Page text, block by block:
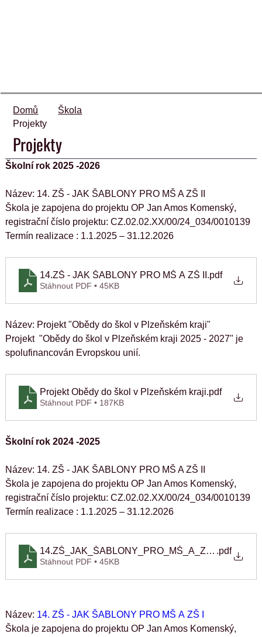
Škola
Projekty
Domů
Projekty
Školní rok 2025 -2026
Název: 14. ZŠ - JAK ŠABLONY PRO MŠ A ZŠ II
Škola je zapojena do projektu OP Jan Amos Komenský,
registrační číslo projektu: CZ.02.02.XX/00/24_034/0010139
Termín realizace : 1.1.2025 – 31.12.2026
14.ZŠ - JAK ŠABLONY PRO MŠ A ZŠ II .pdf
Stáhnout PDF • 45KB
Název: Projekt "Obědy do škol v Plzeňském kraji"
Projekt  "Obědy do škol v Plzeňském kraji 2025 - 2027" je
spolufinancován Evropskou unií.
Projekt Obědy do škol v Plzeňském kraji.pdf
Stáhnout PDF • 187KB
Školní rok 2024 -2025
Název: 14. ZŠ - JAK ŠABLONY PRO MŠ A ZŠ II
Škola je zapojena do projektu OP Jan Amos Komenský,
registrační číslo projektu: CZ.02.02.XX/00/24_034/0010139
Termín realizace : 1.1.2025 – 31.12.2026
14.ZŠ_JAK_ŠABLONY_PRO_MŠ_A_ZŠ_II.pdf
Stáhnout PDF • 45KB
Název: 14. ZŠ - JAK ŠABLONY PRO MŠ A ZŠ I
Škola je zapojena do projektu OP Jan Amos Komenský,